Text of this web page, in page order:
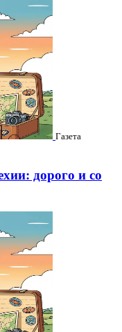
Газета
дорого и со